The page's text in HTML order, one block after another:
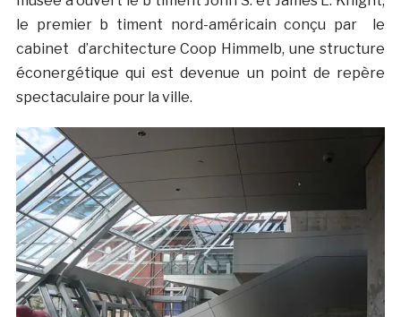
le premier b timent nord-américain conçu par le
cabinet d’architecture Coop Himmelb, une structure
éconergétique qui est devenue un point de repère
spectaculaire pour la ville.